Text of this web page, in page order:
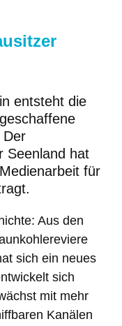
entsteht die
Der
Seenland hat
für
Aus den
sich ein neues
sich
mit mehr
Kanälen